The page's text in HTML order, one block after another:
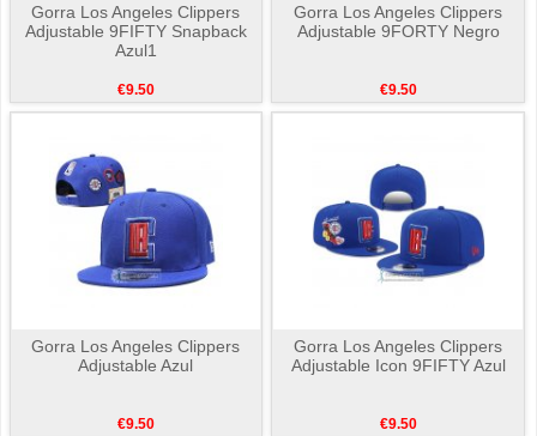
Gorra Los Angeles Clippers
Adjustable 9FIFTY Snapback
Azul1
€9.50
Gorra Los Angeles Clippers
Adjustable 9FORTY Negro
€9.50
Gorra Los Angeles Clippers
Adjustable Azul
€9.50
Gorra Los Angeles Clippers
Adjustable Icon 9FIFTY Azul
€9.50